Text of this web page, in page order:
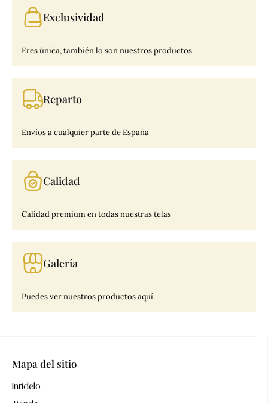
Exclusividad
Eres única, también lo son nuestros productos
Reparto
Envíos a cualquier parte de España
Calidad
Calidad premium en todas nuestras telas
Galería
Puedes ver nuestros productos aquí.
Mapa del sitio
Inridelo